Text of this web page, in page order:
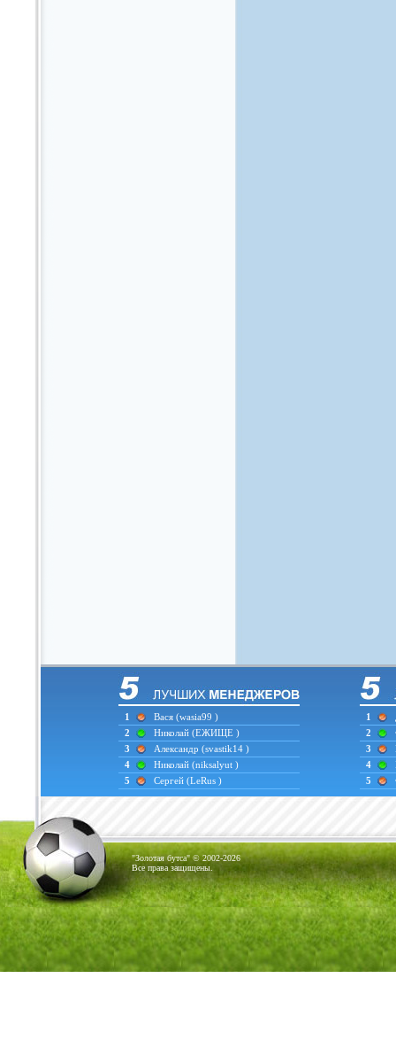
1 Вася (wasia99 )
2
Николай (ЕЖИЩЕ )
3
Александр (svastik14 )
4
Николай (niksalyut )
5
Сергей (LeRus )
1
2
3
4
5
"Золотая бутса" © 2002-2026
Все права защищены.